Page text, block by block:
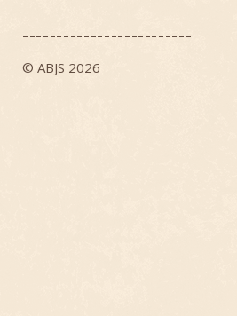
-------------------------
© ABJS 2026